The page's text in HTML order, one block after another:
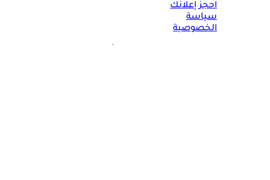
احجز إعلانك
سياسة
الخصوصية